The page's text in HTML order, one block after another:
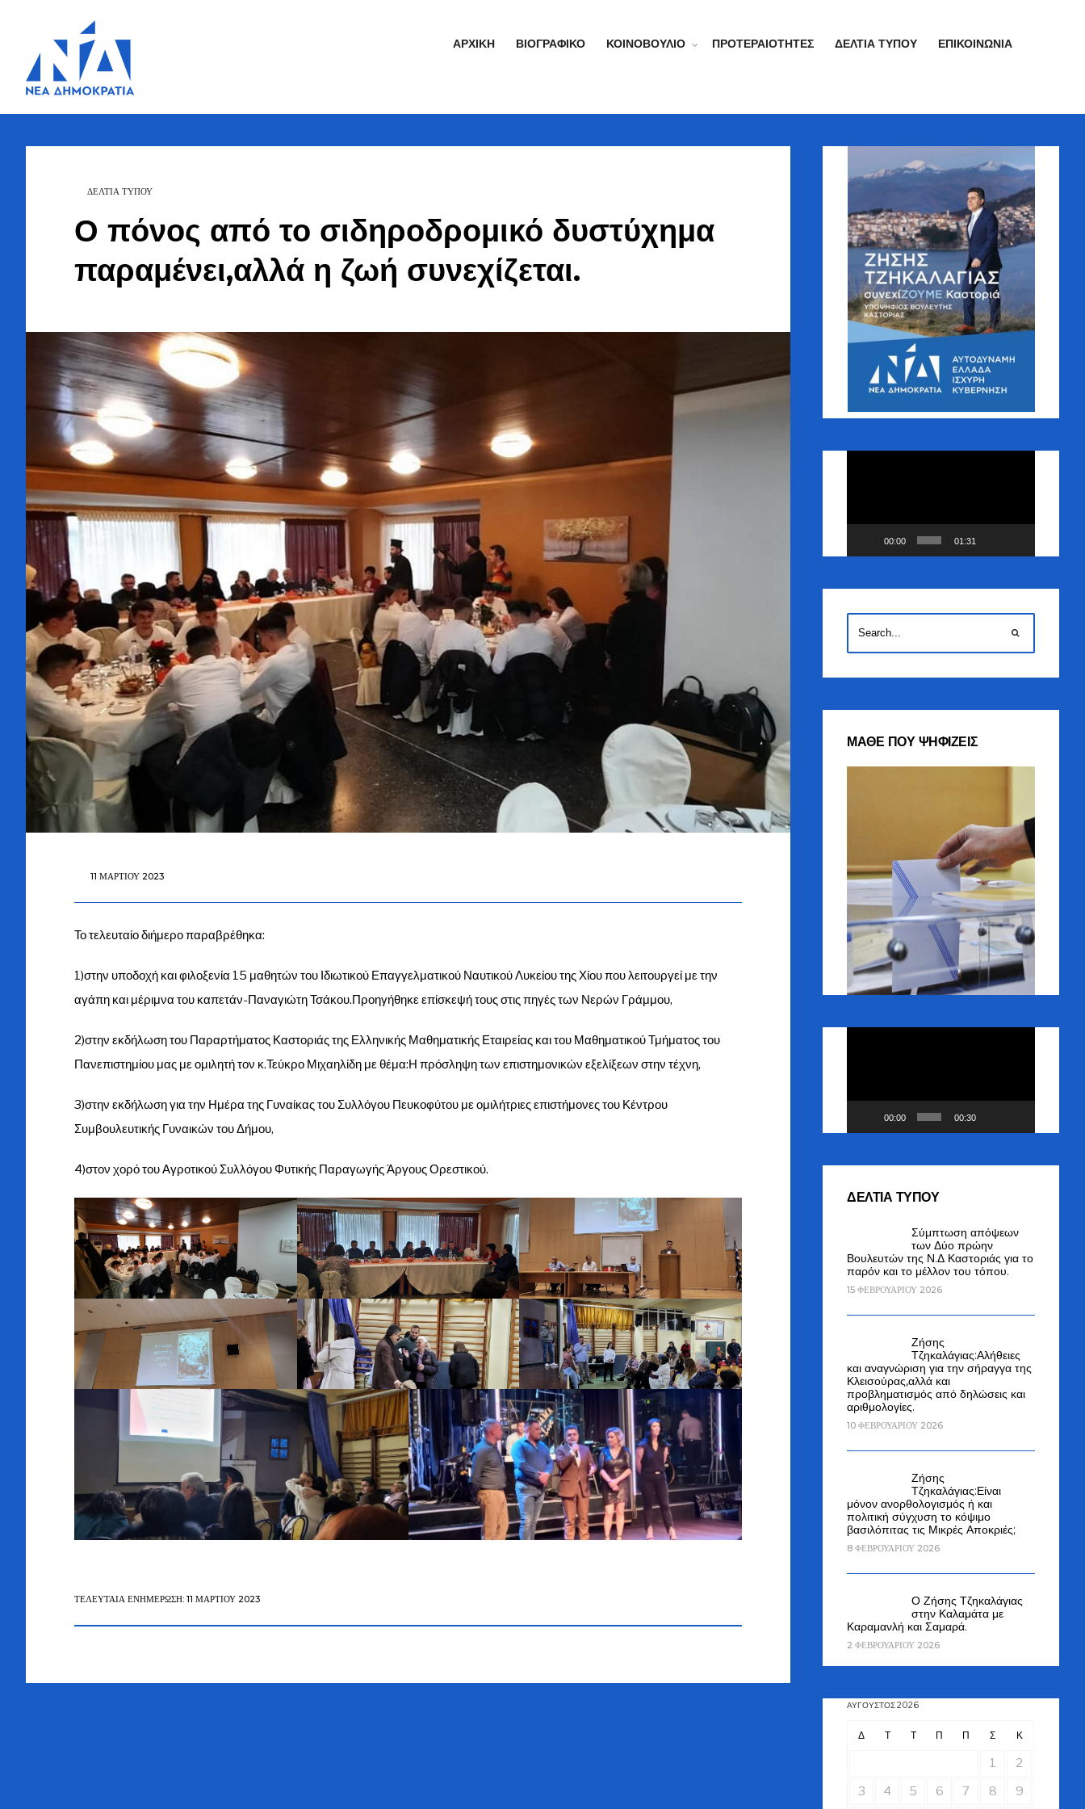
Ζήσης
Τζηκαλάγιας
Καστοριάς
ΑΡΧΙΚΉ ΒΙΟΓΡΑΦΙΚΌ ΚΟΙΝΟΒΟΎΛΙΟ ΠΡΟΤΕΡΑΙΌΤΗΤΕΣ ΔΕΛΤΊΑ ΤΎΠΟΥ ΕΠΙΚΟΙΝΩΝΊΑ
Ο πόνος από το σιδηροδρομικό δυστύχημα
παραμένει,αλλά η ζωή συνεχίζεται.
ΔΕΛΤΙΑ ΤΥΠΟΥ
11 ΜΑΡΤΊΟΥ 2023
Το τελευταίο διήμερο παραβρέθηκα:
1)στην υποδοχή και φιλοξενία 15 μαθητών του Ιδιωτικού Επαγγελματικού Ναυτικού Λυκείου της Χίου που λειτουργεί με την
αγάπη και μέριμνα του καπετάν-Παναγιώτη Τσάκου.Προηγήθηκε επίσκεψή τους στις πηγές των Νερών Γράμμου,
2)στην εκδήλωση του Παραρτήματος Καστοριάς της Ελληνικής Μαθηματικής Εταιρείας και του Μαθηματικού Τμήματος του
Πανεπιστημίου μας με ομιλητή τον κ.Τεύκρο Μιχαηλίδη με θέμα:Η πρόσληψη των επιστημονικών εξελίξεων στην τέχνη,
3)στην εκδήλωση για την Ημέρα της Γυναίκας του Συλλόγου Πευκοφύτου με ομιλήτριες επιστήμονες του Κέντρου
Συμβουλευτικής Γυναικών του Δήμου,
4)στον χορό του Αγροτικού Συλλόγου Φυτικής Παραγωγής Άργους Ορεστικού.
ΤΕΛΕΥΤΑΊΑ ΕΝΗΜΈΡΩΣΗ: 11 ΜΑΡΤΊΟΥ 2023
00:00 01:31
ΜΑΘΕ ΠΟΥ ΨΗΦΙΖΕΙΣ
00:00 00:30
ΔΕΛΤΙΑ ΤΥΠΟΥ
Σύμπτωση απόψεων
των Δύο πρώην
Βουλευτών της Ν.Δ Καστοριάς για το
παρόν και το μέλλον του τόπου.
15 ΦΕΒΡΟΥΑΡΊΟΥ 2026
Ζήσης
Τζηκαλάγιας:Αλήθειες
και αναγνώριση για την σήραγγα της
Κλεισούρας,αλλά και
προβληματισμός από δηλώσεις και
αριθμολογίες.
10 ΦΕΒΡΟΥΑΡΊΟΥ 2026
Ζήσης
Τζηκαλάγιας:Είναι
μόνον ανορθολογισμός ή και
πολιτική σύγχυση το κόψιμο
βασιλόπιτας τις Μικρές Αποκριές;
8 ΦΕΒΡΟΥΑΡΊΟΥ 2026
Ο Ζήσης Τζηκαλάγιας
στην Καλαμάτα με
Καραμανλή και Σαμαρά.
2 ΦΕΒΡΟΥΑΡΊΟΥ 2026
ΑΎΓΟΥΣΤΟΣ 2026
Δ Τ Τ Π Π Σ Κ
1
2
3
4 5 6 7 8
9